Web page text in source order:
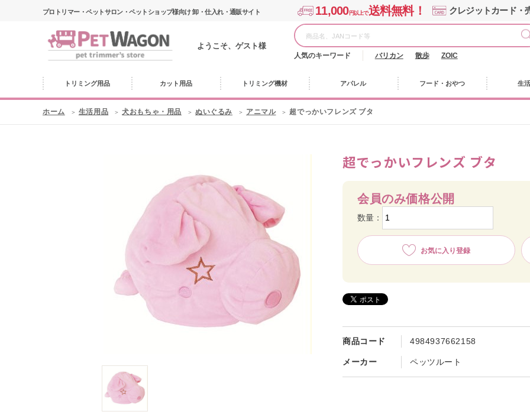
プロトリマー・ペットサロン・ペットショップ様向け 卸・仕入れ・通販サイト 11,000円以上で送料無料！ クレジットカード・
ようこそ、ゲスト様
人気のキーワード バリカン 散歩 ZOIC
トリミング用品 カット用品 トリミング機材 アパレル フード・おやつ 生
ホーム 生活用品 犬おもちゃ・用品 ぬいぐるみ アニマル 超でっかいフレンズ ブタ
超でっかいフレンズ ブタ
商品コード 4984937662158
メーカー ペッツルート
会員のみ価格公開
数量：
お気に入り登録